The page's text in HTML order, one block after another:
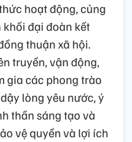
hoạt động, củng
đại đoàn kết
thuận xã hội.
truyền, vận động,
gia các phong trào
lòng yêu nước, ý
thần sáng tạo và
vệ quyền và lợi ích